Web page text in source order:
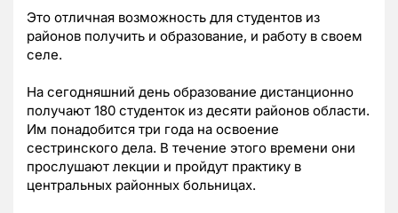
Это отличная возможность для студентов из
районов получить и образование, и работу в своем
селе.
На сегодняшний день образование дистанционно
получают 180 студенток из десяти районов области.
Им понадобится три года на освоение
сестринского дела. В течение этого времени они
прослушают лекции и пройдут практику в
центральных районных больницах.